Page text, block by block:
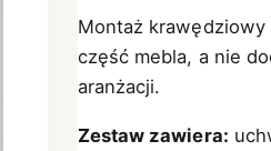
Montaż
część mebla, a nie
aranżacji.
Zestaw zawiera: